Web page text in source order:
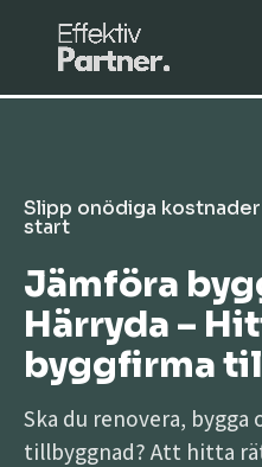
Slipp onödiga
start
Jämföra
Härryda –
byggfirma
Ska du renovera, bygga
tillbyggnad? Att hitta